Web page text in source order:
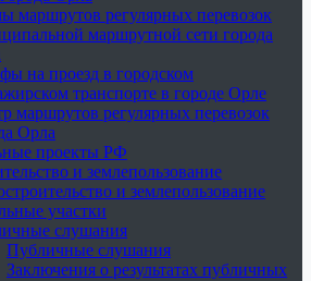
маршрутов регулярных перевозок
маршрутной сети города
на проезд в городском
транспорте в городе Орле
маршрутов регулярных перевозок
Орла
проекты РФ
и землепользование
и землепользование
участки
слушания
Публичные слушания
Заключения о результатах публичных